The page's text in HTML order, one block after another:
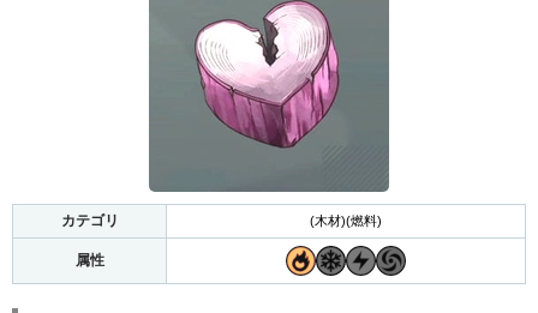
カテゴリ (木材)(燃料)
属性